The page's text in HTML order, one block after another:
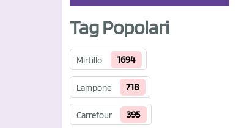
Tag Popolari
Mirtillo 1694
Lampone 718
Carrefour 395